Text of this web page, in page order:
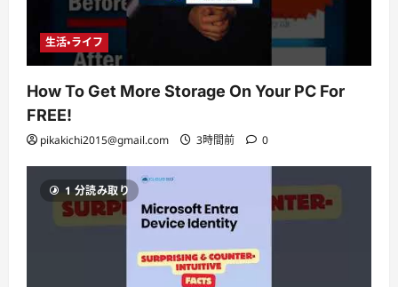
生活・ライフ
How To Get More Storage On Your PC For
FREE!
pikakichi2015@gmail.com 3時間前 0
1 分読み取り